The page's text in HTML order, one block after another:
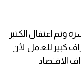
وتم اعتقال الكثير
كبير للعامل؛ لأن
الاقتصاد